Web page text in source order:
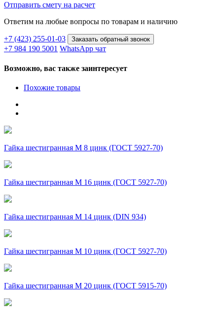
Отправить смету на расчет
Ответим на любые вопросы по товарам и наличию
+7 (423) 255-01-03 Заказать обратный звонок
+7 984 190 5001 WhatsApp чат
Возможно, вас также заинтересует
Похожие товары
Гайка шестигранная М 8 цинк (ГОСТ 5927-70)
Гайка шестигранная М 16 цинк (ГОСТ 5927-70)
Гайка шестигранная М 14 цинк (DIN 934)
Гайка шестигранная М 10 цинк (ГОСТ 5927-70)
Гайка шестигранная М 20 цинк (ГОСТ 5915-70)